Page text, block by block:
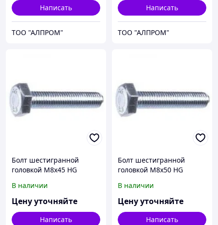
Написать
ТОО "АЛПРОМ"
Написать
ТОО "АЛПРОМ"
Болт шестигранной
головкой М8х45 HG
В наличии
Цену уточняйте
Написать
Болт шестигранной
головкой М8х50 HG
В наличии
Цену уточняйте
Написать